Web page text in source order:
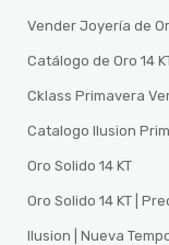
Vender Joyería de
Catálogo de Oro 14
Cklass Primavera
Catalogo Ilusion
Oro Solido 14 KT
Oro Solido 14 KT |
Ilusion | Nueva